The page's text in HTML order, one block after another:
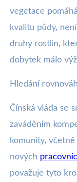
vegetace
kvalitu půdy,
druhy rostlin,
dobytek málo
Hledání
Čínská vláda se
zaváděním
komunity,
nových
považuje tyto